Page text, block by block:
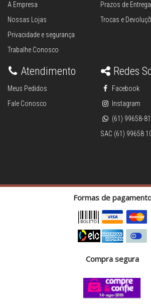
A Empresa
Nossas Lojas
Privacidade e segurança
Trabalhe Conosco
Prazos de Entrega
Trocas e
Atendimento
Meus Pedidos
Fale Conosco
Redes
Facebook
Instagram
(61) 99658-
SAC (61) 99658
Formas de
Compra segura